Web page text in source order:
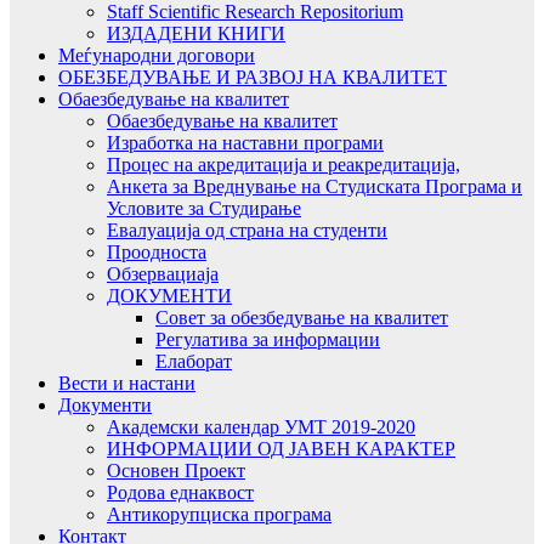
Staff Scientific Research Repositorium
ИЗДАДЕНИ КНИГИ
Меѓународни договори
ОБЕЗБЕДУВАЊЕ И РАЗВОЈ НА КВАЛИТЕТ
Обаезбедување на квалитет
Обаезбедување на квалитет
Изработка на наставни програми
Процес на акредитација и реакредитација,
Анкета за Вреднување на Студиската Програма и
Условите за Студирање
Евалуација од страна на студенти
Проодноста
Обзервациаја
ДОКУМЕНТИ
Совет за обезбедување на квалитет
Регулатива за информации
Елаборат
Вести и настани
Документи
Академски календар УМТ 2019-2020
ИНФОРМАЦИИ ОД ЈАВЕН КАРАКТЕР
Основен Проект
Родова еднаквост
Антикорупциска програма
Контакт